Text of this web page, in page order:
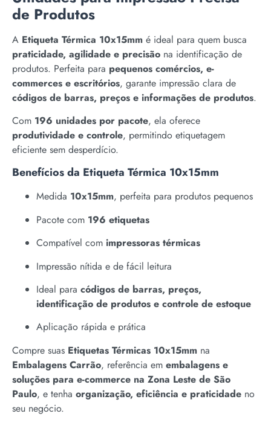
de Produtos
A Etiqueta Térmica 10x15mm é ideal para quem busca
praticidade, agilidade e precisão na identificação de
produtos. Perfeita para pequenos comércios, e-
commerces e escritórios, garante impressão clara de
códigos de barras, preços e informações de produtos.
Com 196 unidades por pacote, ela oferece
produtividade e controle, permitindo etiquetagem
eficiente sem desperdício.
Benefícios da Etiqueta Térmica 10x15mm
Medida 10x15mm, perfeita para produtos pequenos
Pacote com 196 etiquetas
Compatível com impressoras térmicas
Impressão nítida e de fácil leitura
Ideal para códigos de barras, preços,
identificação de produtos e controle de estoque
Aplicação rápida e prática
Compre suas Etiquetas Térmicas 10x15mm na
Embalagens Carrão, referência em embalagens e
soluções para e-commerce na Zona Leste de São
Paulo, e tenha organização, eficiência e praticidade no
seu negócio.